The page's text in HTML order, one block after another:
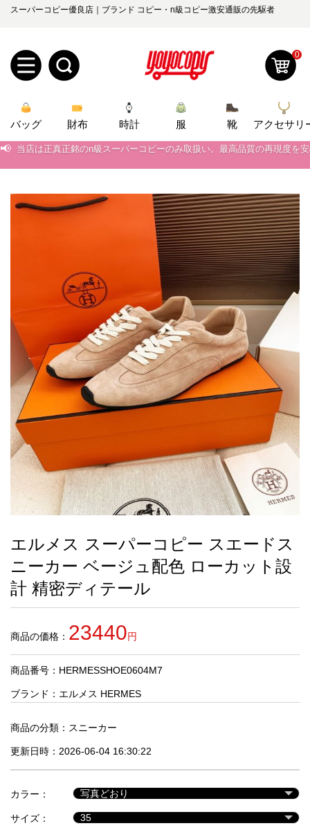
スーパーコピー優良店｜ブランド コピー・n級コピー激安通販の先駆者
規
ユ
ロ
グ
ー
理
ら
yoyocopys@gmail.com
2026人気特集
バッグ
財布
時計
服
ズボン
衣装セット
靴
住まい用品
アクセサリー
ベルト
スカーフ
アイフォーンケ
ース
小物
最
す
す
め
商
人
気
商
セ
ル
品
0
バッグ 財布 時計 服 靴 アクセサリ
📢 当店は正真正銘のn級スーパーコピーのみ取扱い。最高品質の再現度を
📢 2026春の新作続々更新中！期間中のご注文でお得な割引をご利用いただ
当店は正真正銘のn級スーパーコピーのみ取扱い。最高品質の再現度を
2026春の新作続々更新中！期間中のご注文でお得な割引をご利用いただ
新作入荷！ルイ・ヴィトンスーパーコピー バッグ最新モデルが登場。
エルメス スーパーコピー スエードス
ニーカー ベージュ配色 ローカット設
計 精密ディテール
商品の価格： 23440円
商品番号：HERMESSHOE0604M7
ブランド： エルメス HERMES
商品の分類： スニーカー
更新日時：2026-06-04 16:30:22
カラー：
サイズ：